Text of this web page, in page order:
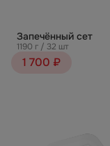
Запечённый сет
1190 г / 32 шт
1 700 ₽